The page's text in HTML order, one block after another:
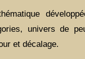
univers de
et décalage.